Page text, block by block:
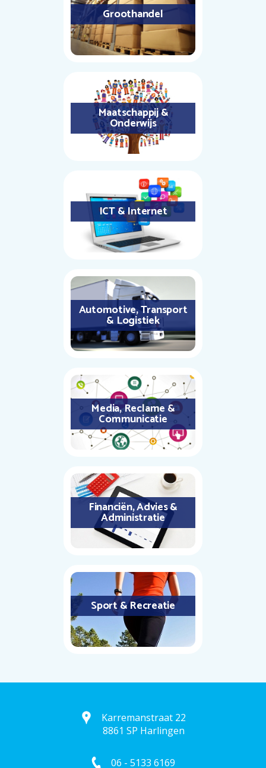
Groothandel
Maatschappij &
Onderwijs
ICT & Internet
Automotive, Transport
& Logistiek
Media, Reclame &
Communicatie
Financiën, Advies &
Administratie
Sport & Recreatie
Karremanstraat 22
8861 SP Harlingen
06 - 5133 6169